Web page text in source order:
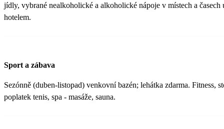
jídly, vybrané nealkoholické a alkoholické nápoje v místech a časech
hotelem.
Sport a zábava
Sezónně (duben-listopad) venkovní bazén; lehátka zdarma. Fitness,
poplatek tenis, spa - masáže, sauna.